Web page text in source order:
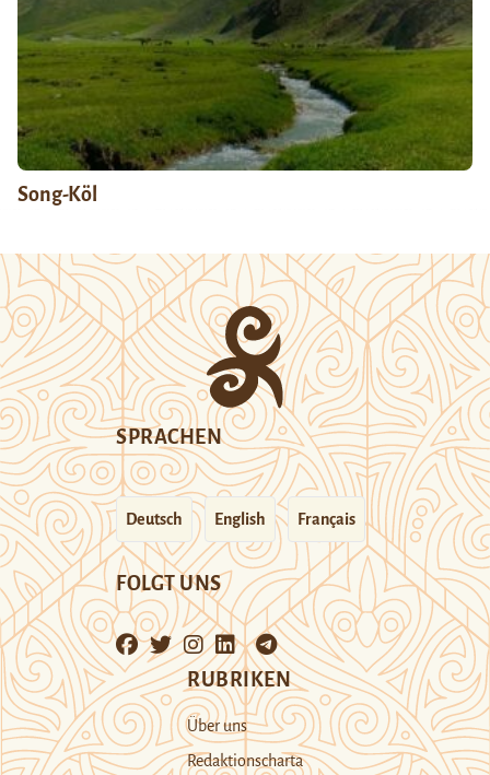
Song-Köl
SPRACHEN
Deutsch English Français
FOLGT UNS
RUBRIKEN
Über uns
Redaktionscharta